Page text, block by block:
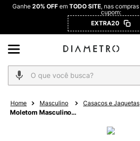
Ganhe 20% OFFem TODO SITE, nas compras
cupom:
EXTRA20
O que você busca?
Masculino Casacos e Jaquetas
Moletom Masculino